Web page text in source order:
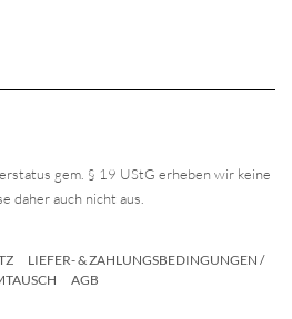
gem. § 19 UStG erheben wir keine
daher auch nicht aus.
LIEFER- & ZAHLUNGSBEDINGUNGEN /
AGB